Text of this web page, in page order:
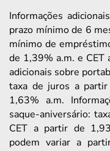
Informações
prazo mínimo de 6
mínimo de
de 1,39% a.m. e CET
adicionais sobre
taxa de juros a
1,63% a.m.
saque-aniversário:
CET a partir de
podem variar a